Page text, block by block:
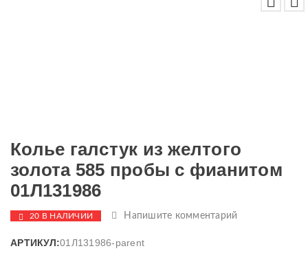
Колье галстук из желтого
золота 585 пробы с фианитом
01Л131986
20 В НАЛИЧИИ Напишите комментарий
АРТИКУЛ:01Л131986-parent